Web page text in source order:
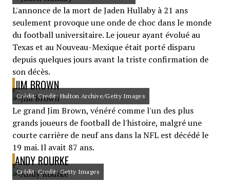
L'annonce de la mort de Jaden Hullaby à 21 ans
seulement provoque une onde de choc dans le monde
du football universitaire. Le joueur ayant évolué au
Texas et au Nouveau-Mexique était porté disparu
depuis quelques jours avant la triste confirmation de
son décès.
JIM BROWN
Crédit: Credit: Hulton Archive/Getty Images
Le grand Jim Brown, vénéré comme l'un des plus
grands joueurs de football de l'histoire, malgré une
courte carrière de neuf ans dans la NFL est décédé le
19 mai. Il avait 87 ans.
ANDY ROURKE
Crédit: Credit: Getty Images